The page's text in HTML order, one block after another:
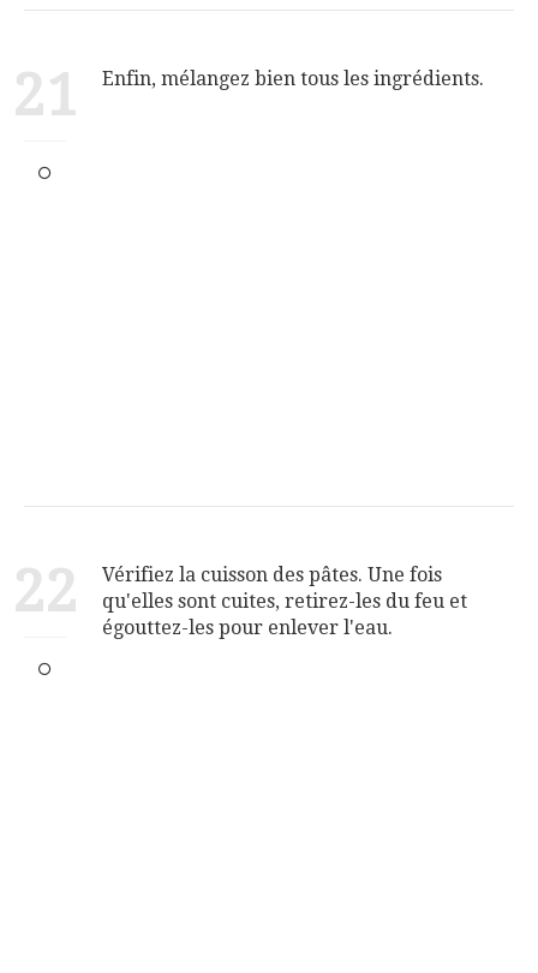
21 Enfin, mélangez bien tous les ingrédients.
22
Vérifiez la cuisson des pâtes. Une fois
qu'elles sont cuites, retirez-les du feu et
égouttez-les pour enlever l'eau.